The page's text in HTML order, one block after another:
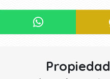
¿Le interesa?
¡CONTACTE
CONTACTAR